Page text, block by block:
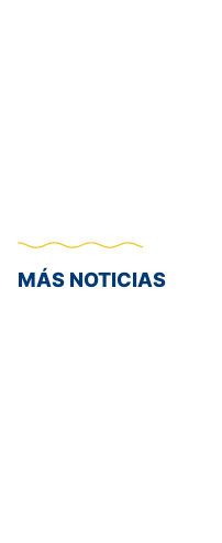
MÁS NOTICIAS